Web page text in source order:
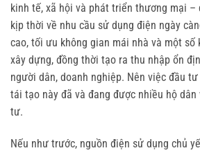
kinh tế, xã hội và phát triển thương mại –
kịp thời về nhu cầu sử dụng điện ngày
cao, tối ưu không gian mái nhà và một
xây dựng, đồng thời tạo ra thu nhập ổn
người dân, doanh nghiệp. Nên việc đầu
tái tạo này đã và đang được nhiều hộ dân
tư.
Nếu như trước, nguồn điện sử dụng chủ